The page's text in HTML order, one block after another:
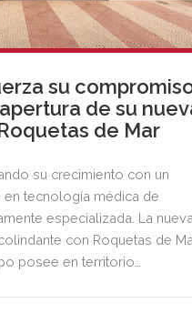
su
de su
de Mar
su crecimiento con un
tecnología médica de
especializada. La
con Roquetas de
posee en territorio